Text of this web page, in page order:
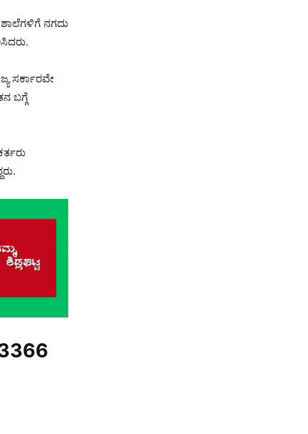
ನಗದು
ಸರ್ಕಾರವೇ
ಬಗ್ಗೆ